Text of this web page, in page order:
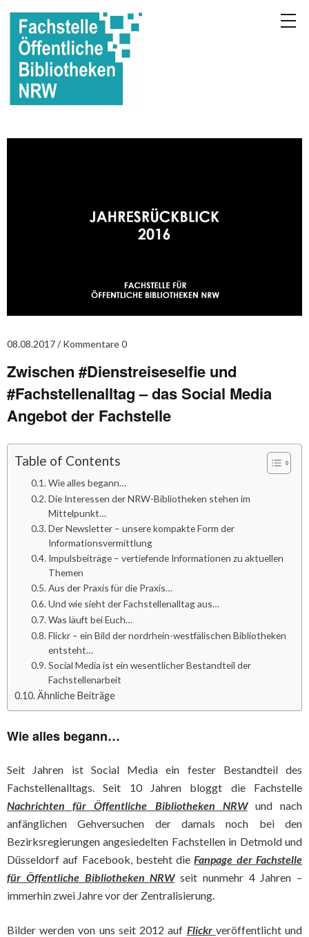
08.08.2017 Kommentare 0
Zwischen #Dienstreiseselfie und
#Fachstellenalltag – das Social Media
Angebot der Fachstelle
Table of Contents
Wie alles begann…
Die Interessen der NRW-Bibliotheken stehen im
Mittelpunkt…
Der Newsletter – unsere kompakte Form der
Informationsvermittlung
Impulsbeiträge – vertiefende Informationen zu aktuellen
Themen
Aus der Praxis für die Praxis…
Und wie sieht der Fachstellenalltag aus…
Was läuft bei Euch…
Flickr – ein Bild der nordrhein-westfälischen Bibliotheken
entsteht…
Social Media ist ein wesentlicher Bestandteil der
Fachstellenarbeit
Ähnliche Beiträge
Wie alles begann…
Seit Jahren ist Social Media ein fester Bestandteil des
Fachstellenalltags. Seit 10 Jahren bloggt die Fachstelle
Nachrichten für Öffentliche Bibliotheken NRWund nach
anfänglichen Gehversuchen der damals noch bei den
Bezirksregierungen angesiedelten Fachstellen in Detmold und
Düsseldorf auf Facebook, besteht dieFanpage der Fachstelle
für Öffentliche Bibliotheken NRWseit nunmehr 4 Jahren –
immerhin zwei Jahre vor der Zentralisierung.
Bilder werden von uns seit 2012 auf Flickr veröffentlicht und